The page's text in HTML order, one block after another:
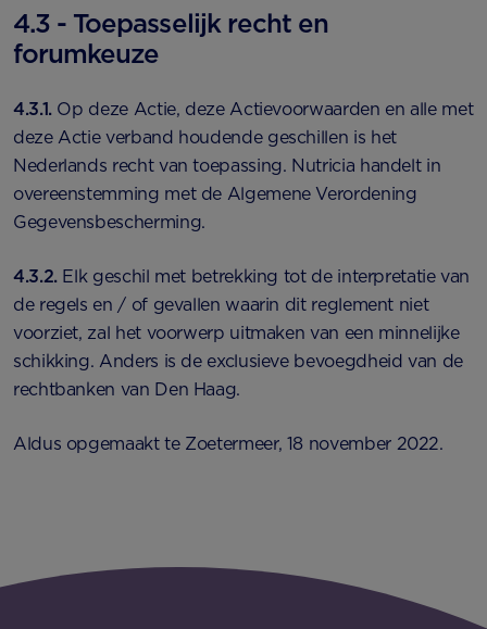
4.3 - Toepasselijk recht en
forumkeuze
4.3.1. Op deze Actie, deze Actievoorwaarden en alle met
deze Actie verband houdende geschillen is het
Nederlands recht van toepassing. Nutricia handelt in
overeenstemming met de Algemene Verordening
Gegevensbescherming.
4.3.2. Elk geschil met betrekking tot de interpretatie van
de regels en / of gevallen waarin dit reglement niet
voorziet, zal het voorwerp uitmaken van een minnelijke
schikking. Anders is de exclusieve bevoegdheid van de
rechtbanken van Den Haag.
Aldus opgemaakt te Zoetermeer, 18 november 2022.